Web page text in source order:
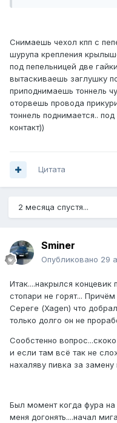
Снимаешь чехол кпп с
шурупа крепления
под пепельницей две
вытаскиваешь заглушку
приподнимаешь тоннель
оторвешь провода
тоннель поднимается..
контакт))
Цитата
2 месяца спустя...
Sminer
Опубликовано 29
Итак....накрылся
стопари не горят...
Сереге (Xagen) что
только долго он не
Сообстенно
и если там всё так не
нахаляву пивка за замену
Был момент когда фура
меня догонять....начал